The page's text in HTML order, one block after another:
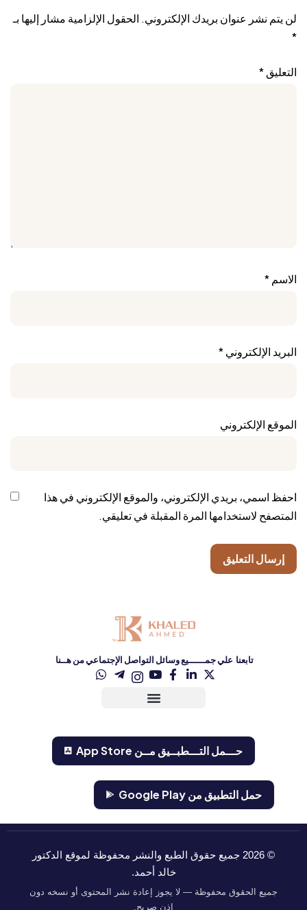
لن يتم نشر عنوان بريدك الإلكتروني. الحقول الإلزامية مشار إليها بـ
*
التعليق*
الاسم *
البريد الإلكتروني*
الموقع الإلكتروني
احفظ اسمي، بريدي الإلكتروني، والموقع الإلكتروني في هذا
المتصفح لاستخدامها المرة المقبلة في تعليقي.
تابعنا علي جمــــــيع وسائل التواصل الإجتماعي من هــنا
حـــمل التـــطبــيق مــن ‏App Store‏
حمل التطبيق من Google Play
©
2026جميع حقوق الطبع والنشر محفوظة لموقع الدكتور
خالد أحمد.
جميع الحقوق محفوظة — لا يجوز إعادة نشر المحتوى أو نسخه دون
إذن صريح.